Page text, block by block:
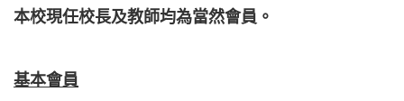
本校現任校長及教師均為當然會員。
基本會員